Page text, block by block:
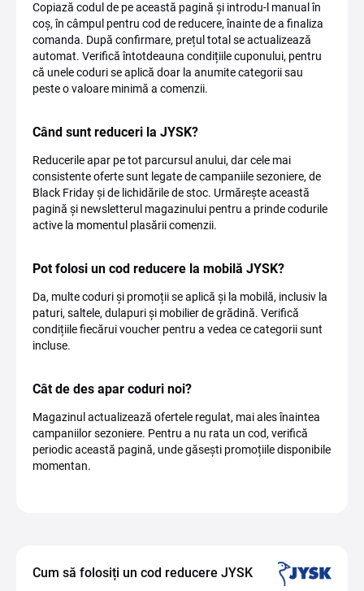
Copiază codul de pe această pagină și introdu-l manual în
coș, în câmpul pentru cod de reducere, înainte de a finaliza
comanda. După confirmare, prețul total se actualizează
automat. Verifică întotdeauna condițiile cuponului, pentru
că unele coduri se aplică doar la anumite categorii sau
peste o valoare minimă a comenzii.
Când sunt reduceri la JYSK?
Reducerile apar pe tot parcursul anului, dar cele mai
consistente oferte sunt legate de campaniile sezoniere, de
Black Friday și de lichidările de stoc. Urmărește această
pagină și newsletterul magazinului pentru a prinde codurile
active la momentul plasării comenzii.
Pot folosi un cod reducere la mobilă JYSK?
Da, multe coduri și promoții se aplică și la mobilă, inclusiv la
paturi, saltele, dulapuri și mobilier de grădină. Verifică
condițiile fiecărui voucher pentru a vedea ce categorii sunt
incluse.
Cât de des apar coduri noi?
Magazinul actualizează ofertele regulat, mai ales înaintea
campaniilor sezoniere. Pentru a nu rata un cod, verifică
periodic această pagină, unde găsești promoțiile disponibile
momentan.
Cum să folosiți un cod reducere JYSK